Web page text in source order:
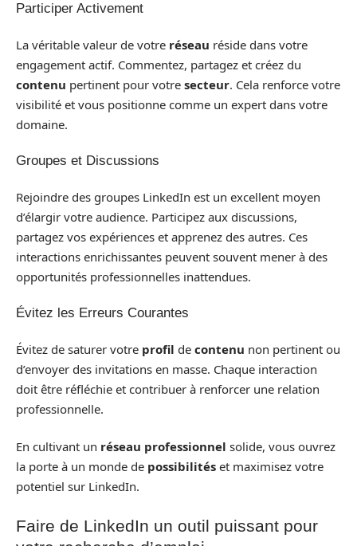
Participer Activement
La véritable valeur de votre réseau réside dans votre
engagement actif. Commentez, partagez et créez du
contenu pertinent pour votre secteur. Cela renforce votre
visibilité et vous positionne comme un expert dans votre
domaine.
Groupes et Discussions
Rejoindre des groupes LinkedIn est un excellent moyen
d’élargir votre audience. Participez aux discussions,
partagez vos expériences et apprenez des autres. Ces
interactions enrichissantes peuvent souvent mener à des
opportunités professionnelles inattendues.
Évitez les Erreurs Courantes
Évitez de saturer votre profil de contenu non pertinent ou
d’envoyer des invitations en masse. Chaque interaction
doit être réfléchie et contribuer à renforcer une relation
professionnelle.
En cultivant un réseau professionnel solide, vous ouvrez
la porte à un monde de possibilités et maximisez votre
potentiel sur LinkedIn.
Faire de LinkedIn un outil puissant pour